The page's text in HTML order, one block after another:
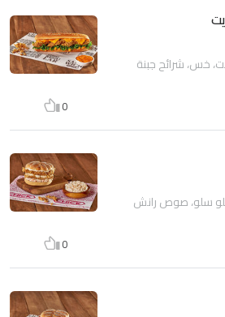
خس، شرائح جبنة
0
سلو، صوص رانش
0